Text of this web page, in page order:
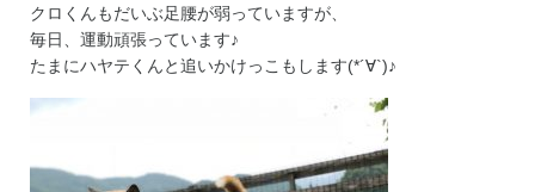
クロくんもだいぶ足腰が弱っていますが、
毎日、運動頑張っています♪
たまにハヤテくんと追いかけっこもします(*´∀`)♪